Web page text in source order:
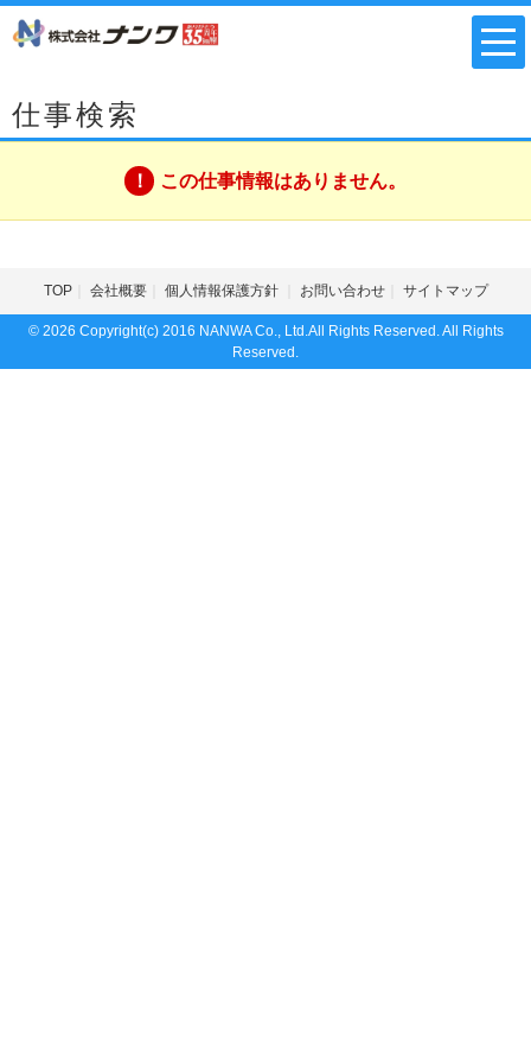
仕事検索
この仕事情報はありません。
TOP 会社概要 個人情報保護方針 お問い合わせ サイトマップ
© 2026 Copyright(c) 2016 NANWA Co., Ltd.All Rights Reserved. All Rights
Reserved.